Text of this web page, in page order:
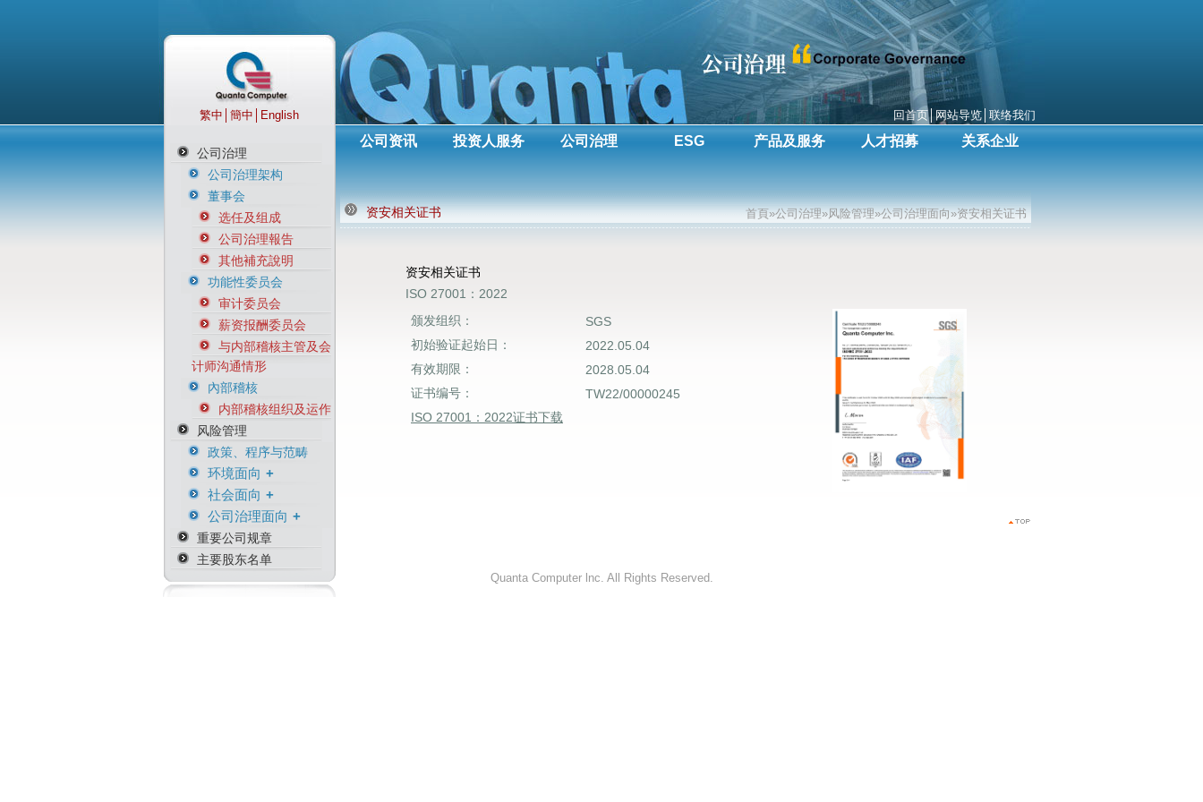
繁中 簡中 English 回首页│ 网站导览│ 联络我们
公司治理
公司治理架构
董事会
选任及组成
公司治理報告
其他補充說明
功能性委员会
审计委员会
薪资报酬委员会
与内部稽核主管及会
计师沟通情形
內部稽核
内部稽核组织及运作
风险管理
政策、程序与范畴
环境面向
环境危机风险
环境管理与职安相关
证书
社会面向
人权意识风险險
公司治理面向
商务因应风险
营运持续风险
供货商永续管理风险
重要公司规章
主要股东名单
公司资讯 投资人服务 公司治理 ESG 产品及服务 人才招募 关系企业
资安相关证书 首頁»公司治理»风险管理»公司治理面向»资安相关证书
资安相关证书
ISO 27001：2022
颁发组织：
SGS
初始验证起始日：
2022.05.04
有效期限：
2028.05.04
证书编号：
TW22/00000245
ISO 27001：2022证书下载
Quanta Computer lnc. All Rights Reserved.